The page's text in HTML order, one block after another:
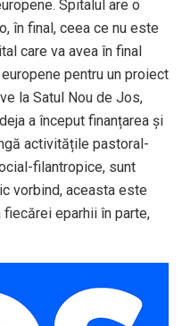
Spitalul are o
în final, ceea ce nu este
care va avea în final
pentru un proiect
la Satul Nou de Jos,
a început finanțarea și
activitățile pastoral-
filantropice, sunt
vorbind, aceasta este
eparhii în parte,